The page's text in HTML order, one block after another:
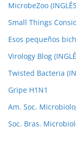
MicrobeZoo
Small Things
Esos pequeños
Virology Blog
Twisted Bacteria
Gripe H1N1
Am. Soc.
Soc. Bras.